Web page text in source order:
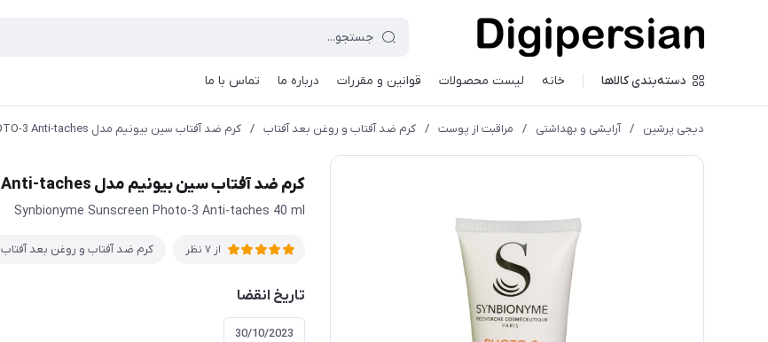
دسته‌بندی کالاها خانه لیست محصولات قوانین و مقررات درباره ما تماس با ما
دیجی پرشین / آرایشی و بهداشتی / مراقبت از پوست / کرم ضد آفتاب و روغن بعد آفتاب / کرم ضد آفتاب سین بیونیم مدل PHOTO-3 Anti-taches
کرم ضد آفتاب سین بیونیم مدل PHOTO-3 Anti-taches
Synbionyme Sunscreen Photo-3 Anti-taches 40 ml
از 7 نظر کرم ضد آفتاب و روغن بعد آفتاب
تاریخ انقضا
30/10/2023